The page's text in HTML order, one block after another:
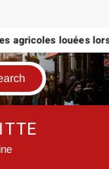
agricoles louées